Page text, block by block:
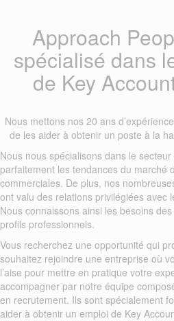
Approach
spécialisé dans
de Key
Nous mettons nos 20 ans
de les aider à obtenir un poste à la
Nous nous spécialisons dans le
parfaitement les tendances du marché
commerciales. De plus, nos
ont valu des relations privilégiées avec
Nous connaissons ainsi les besoins
profils professionnels.
Vous recherchez une opportunité qui
souhaitez rejoindre une entreprise où
l’aise pour mettre en pratique votre
accompagner par notre équipe
en recrutement. Ils sont spécialement
aider à obtenir un emploi de Key